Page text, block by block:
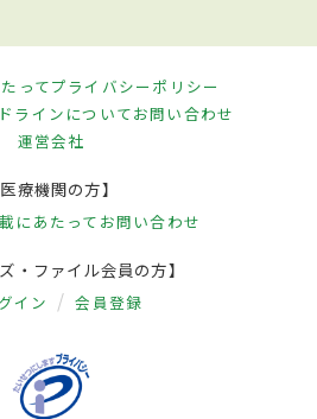
ってプライバシーポリシー
ラインについてお問い合わせ
運営会社
医療機関の方】
にあたって お問い合わせ
・ファイル会員の方】
イン 会員登録